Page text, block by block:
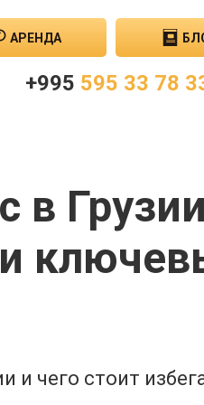
АРЕНДА
+995 595 33 78
в
и чего стоит